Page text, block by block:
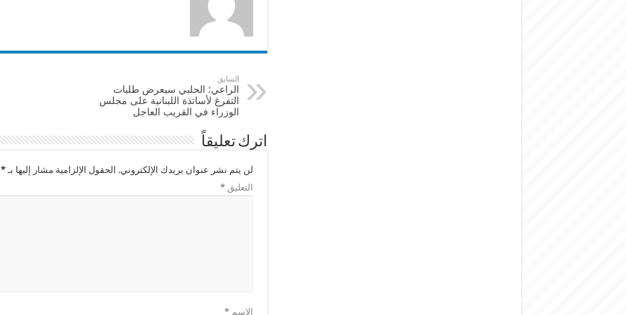
السابق
الراعي: الحلبي سيعرض طلبات
التفرغ لأساتذة اللبنانية على مجلس
الوزراء في القريب العاجل
اترك تعليقاً
لن يتم نشر عنوان بريدك الإلكتروني. الحقول الإلزامية مشار إليها بـ*
التعليق*
الاسم*